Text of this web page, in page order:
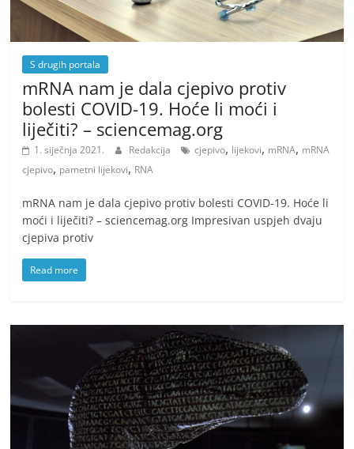
S drugih portala
mRNA nam je dala cjepivo protiv
bolesti COVID-19. Hoće li moći i
liječiti? – sciencemag.org
1. siječnja 2021. Redakcija cjepivo, lijekovi, mRNA, mRNA
cjepivo, pametni lijekovi, RNA
mRNA nam je dala cjepivo protiv bolesti COVID-19. Hoće li
moći i liječiti? – sciencemag.org Impresivan uspjeh dvaju
cjepiva protiv
Read more